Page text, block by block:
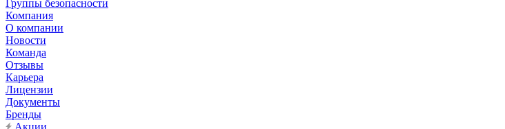
Группы безопасности
Компания
О компании
Новости
Команда
Отзывы
Карьера
Лицензии
Документы
Бренды
Акции